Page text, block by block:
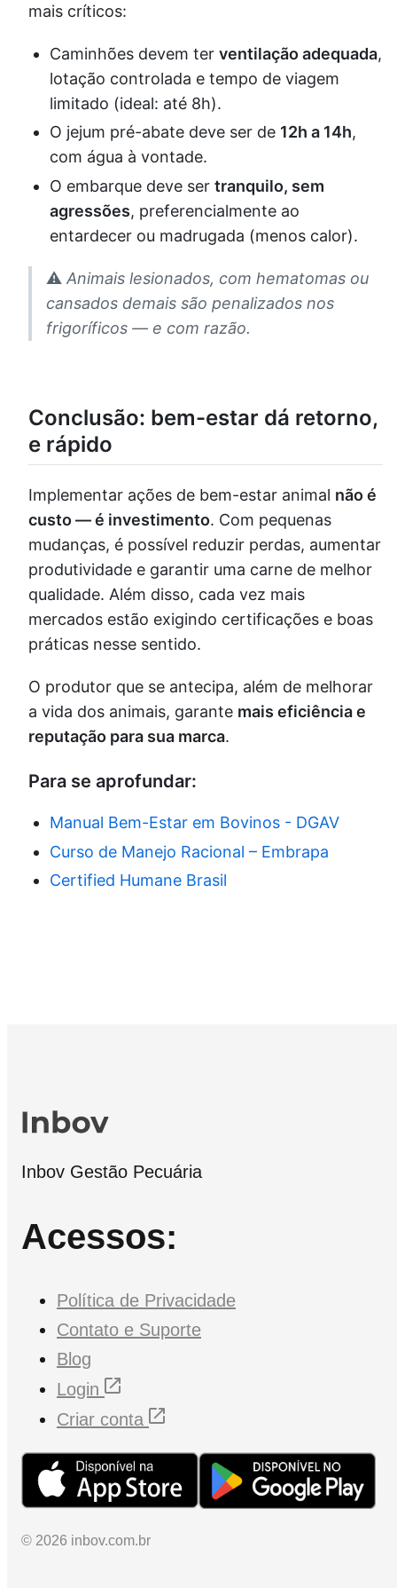
mais críticos:
Caminhões devem ter ventilação adequada,
lotação controlada e tempo de viagem
limitado (ideal: até 8h).
O jejum pré-abate deve ser de 12h a 14h,
com água à vontade.
O embarque deve ser tranquilo, sem
agressões, preferencialmente ao
entardecer ou madrugada (menos calor).
⚠️ Animais lesionados, com hematomas ou
cansados demais são penalizados nos
frigoríficos — e com razão.
Conclusão: bem-estar dá retorno,
e rápido
Implementar ações de bem-estar animal não é
custo — é investimento. Com pequenas
mudanças, é possível reduzir perdas, aumentar
produtividade e garantir uma carne de melhor
qualidade. Além disso, cada vez mais
mercados estão exigindo certificações e boas
práticas nesse sentido.
O produtor que se antecipa, além de melhorar
a vida dos animais, garante mais eficiência e
reputação para sua marca.
Para se aprofundar:
Manual Bem-Estar em Bovinos - DGAV
Curso de Manejo Racional – Embrapa
Certified Humane Brasil
Inbov Gestão Pecuária
Acessos:
Política de Privacidade
Contato e Suporte
Blog
Login
Criar conta
© 2026 inbov.com.br